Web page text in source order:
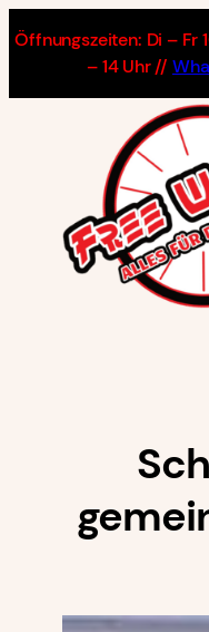
Inhalt
Öffnungszeiten: Di – Fr
– 14 Uhr //